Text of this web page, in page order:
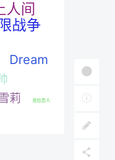
人间
战争
Dream
莉 克拉恋人